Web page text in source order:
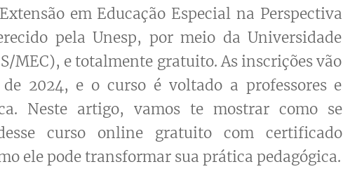
em Educação Especial na Perspectiva
pela Unesp, por meio da Universidade
MEC), e totalmente gratuito. As inscrições vão
2024, e o curso é voltado a professores e
Neste artigo, vamos te mostrar como se
curso online gratuito com certificado
ele pode transformar sua prática pedagógica.